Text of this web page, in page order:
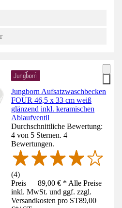
Jungborn Aufsatzwaschbecken
FOUR 46,5 x 33 cm weiß
glänzend inkl. keramischen
Ablaufventil
Durchschnittliche Bewertung:
4 von 5 Sternen. 4
Bewertungen.
(4)
Preis — 89,00 € * Alle Preise
inkl. MwSt. und ggf. zzgl.
Versandkosten pro ST89,00